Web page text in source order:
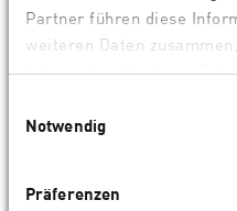
Partner führen diese
weiteren Daten
haben oder die sie im
Notwendig
Präferenzen
Unterstützung und
nationale und
User Meetings sowie
Applikative
wissenschaftlichen